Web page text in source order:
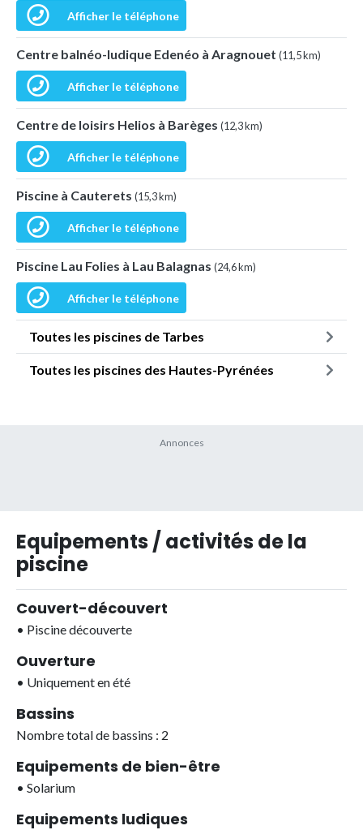
Afficher le téléphone
Centre balnéo-ludique Edenéo à Aragnouet (11,5 km)
Afficher le téléphone
Centre de loisirs Helios à Barèges (12,3 km)
Afficher le téléphone
Piscine à Cauterets (15,3 km)
Afficher le téléphone
Piscine Lau Folies à Lau Balagnas (24,6 km)
Afficher le téléphone
Toutes les piscines de Tarbes
Toutes les piscines des Hautes-Pyrénées
Equipements / activités de la
piscine
Couvert-découvert
• Piscine découverte
Ouverture
• Uniquement en été
Bassins
Nombre total de bassins : 2
Equipements de bien-être
• Solarium
Equipements ludiques